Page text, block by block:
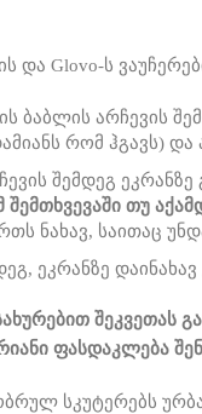
Glovo-ს
ბაბლის არჩევის
რომ ჰგავს) და
შემდეგ ეკრანზე
შემთხვევაში თუ
ნახავ, საითაც
ეკრანზე
შეკვეთას
ფასდაკლება
სკუტერებს